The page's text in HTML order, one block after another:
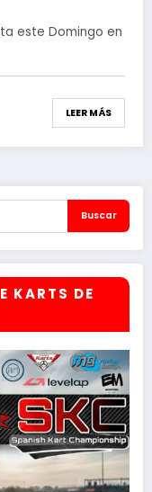
este Domingo en
LEER MÁS
KARTS DE